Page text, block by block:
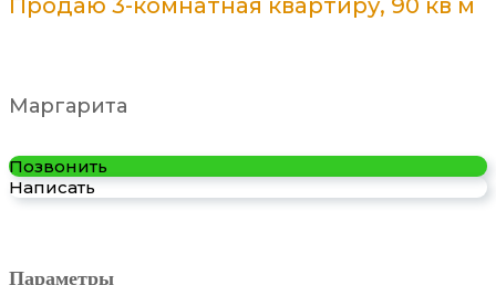
Продаю 3-комнатная квартиру, 90 кв м
Маргарита
Позвонить
Написать
Параметры